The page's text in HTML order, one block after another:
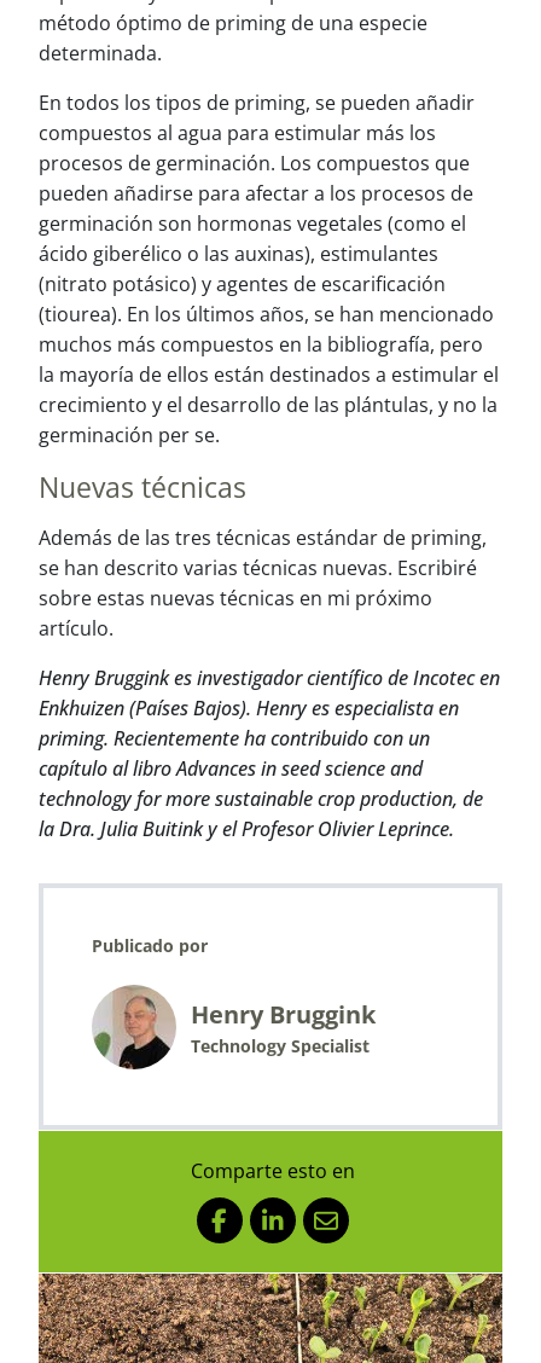
método óptimo de priming de una especie
determinada.
En todos los tipos de priming, se pueden añadir
compuestos al agua para estimular más los
procesos de germinación. Los compuestos que
pueden añadirse para afectar a los procesos de
germinación son hormonas vegetales (como el
ácido giberélico o las auxinas), estimulantes
(nitrato potásico) y agentes de escarificación
(tiourea). En los últimos años, se han mencionado
muchos más compuestos en la bibliografía, pero
la mayoría de ellos están destinados a estimular el
crecimiento y el desarrollo de las plántulas, y no la
germinación per se.
Nuevas técnicas
Además de las tres técnicas estándar de priming,
se han descrito varias técnicas nuevas. Escribiré
sobre estas nuevas técnicas en mi próximo
artículo.
Henry Bruggink es investigador científico de Incotec en
Enkhuizen (Países Bajos). Henry es especialista en
priming. Recientemente ha contribuido con un
capítulo al libro Advances in seed science and
technology for more sustainable crop production, de
la Dra. Julia Buitink y el Profesor Olivier Leprince.
Publicado por
Henry Bruggink
Technology Specialist
Comparte esto en
FacebookLinkedIn
Mail